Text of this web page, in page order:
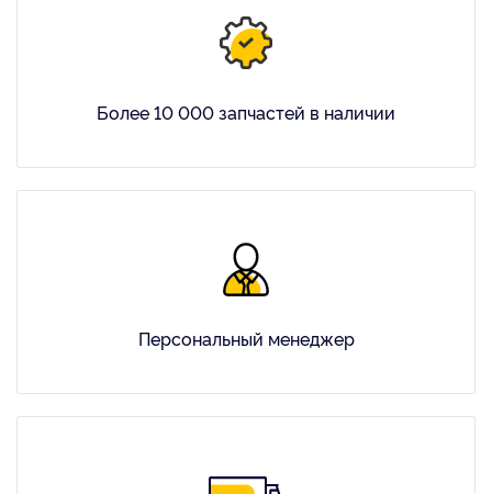
Более 10 000 запчастей в наличии
Персональный менеджер